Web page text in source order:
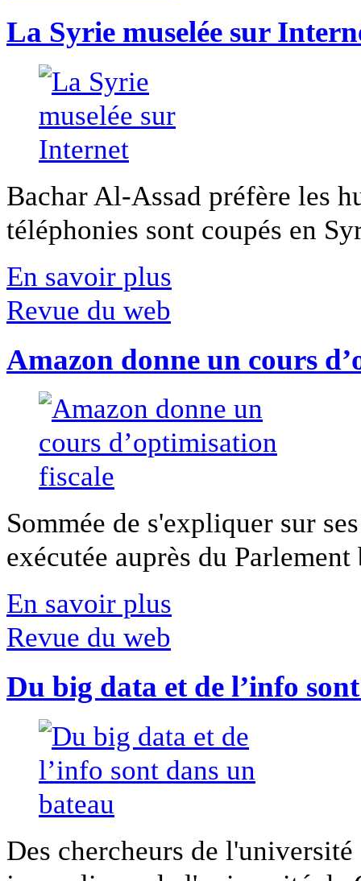
La Syrie muselée sur
Bachar Al-Assad préfère les
téléphonies sont coupés en
En savoir plus
Revue du web
Amazon donne un cours
Sommée de s'expliquer sur
exécutée auprès du
En savoir plus
Revue du web
Du big data et de l’info
Des chercheurs de